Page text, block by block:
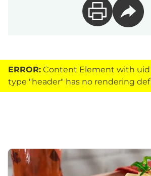
ERROR: Content Element with uid
type "header" has no rendering